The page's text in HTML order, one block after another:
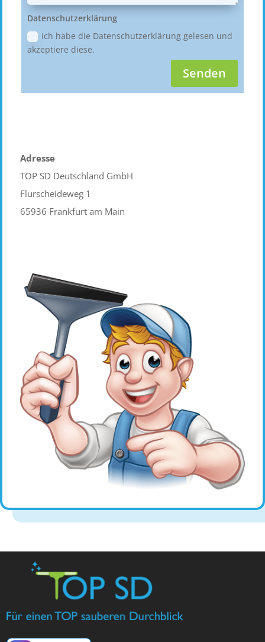
Datenschutzerklärung
Ich habe die Datenschutzerklärung gelesen und
akzeptiere diese.
Senden
Adresse
TOP SD Deutschland GmbH
Flurscheideweg 1
65936 Frankfurt am Main